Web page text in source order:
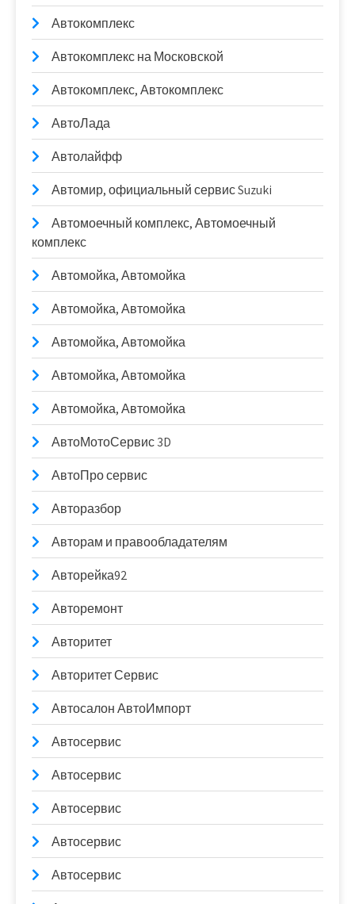
Автокомплекс
Автокомплекс на Московской
Автокомплекс, Автокомплекс
АвтоЛада
Автолайфф
Автомир, официальный сервис Suzuki
Автомоечный комплекс, Автомоечный
комплекс
Автомойка, Автомойка
Автомойка, Автомойка
Автомойка, Автомойка
Автомойка, Автомойка
Автомойка, Автомойка
АвтоМотоСервис 3D
АвтоПро сервис
Авторазбор
Авторам и правообладателям
Авторейка92
Авторемонт
Авторитет
Авторитет Сервис
Автосалон АвтоИмпорт
Автосервис
Автосервис
Автосервис
Автосервис
Автосервис